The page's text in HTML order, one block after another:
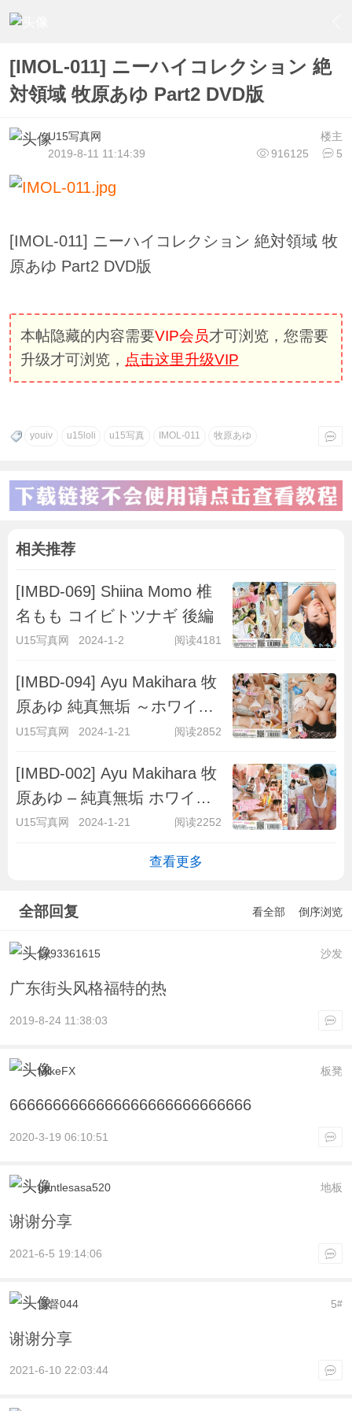
[IMOL-011] ニーハイコレクション 絶
対領域 牧原あゆ Part2 DVD版
楼主
U15写真网
916125
5
2019-8-11 11:14:39
[IMOL-011] ニーハイコレクション 絶対領域 牧
原あゆ Part2 DVD版
本帖隐藏的内容需要VIP会员才可浏览，您需要
升级才可浏览， 点击这里升级VIP
youiv u15loli u15写真 IMOL-011 牧原あゆ
相关推荐
[IMBD-069] Shiina Momo 椎
名もも コイビトツナギ 後編
U15写真网 2024-1-2 阅读4181
[IMBD-094] Ayu Makihara 牧
原あゆ 純真無垢 ～ホワイト
レーベル Part15
U15写真网 2024-1-21 阅读2852
[IMBD-002] Ayu Makihara 牧
原あゆ – 純真無垢 ホワイト
レーベルー 牧原あゆ Part10
U15写真网 2024-1-21 阅读2252
查看更多
全部回复 看全部 倒序浏览
沙发
1793361615
广东街头风格福特的热
2019-8-24 11:38:03
板凳
MikeFX
6666666666666666666666666666
2020-3-19 06:10:51
地板
gentlesasa520
谢谢分享
2021-6-5 19:14:06
5#
监督044
谢谢分享
2021-6-10 22:03:44